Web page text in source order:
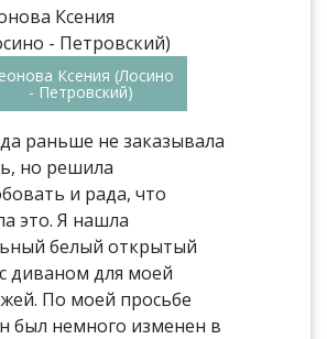
Ксения (Лосино
- Петровский)
раньше не заказывала
но решила
и рада, что
это. Я нашла
белый открытый
диваном для моей
По моей просьбе
был немного изменен в